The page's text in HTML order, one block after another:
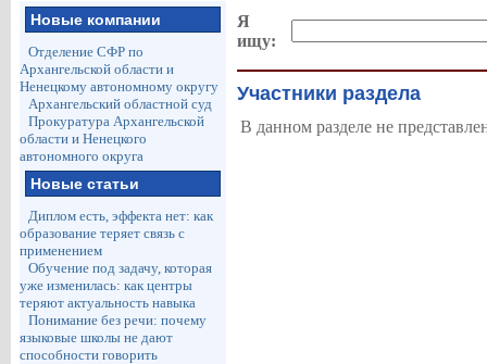
Новые компании
Отделение СФР по
Архангельской области и
Ненецкому автономному округу
Архангельский областной суд
Прокуратура Архангельской
области и Ненецкого
автономного округа
Новые статьи
Диплом есть, эффекта нет: как
образование теряет связь с
применением
Обучение под задачу, которая
уже изменилась: как центры
теряют актуальность навыка
Понимание без речи: почему
языковые школы не дают
способности говорить
Я
ищу:
Участники раздела
В данном разделе не